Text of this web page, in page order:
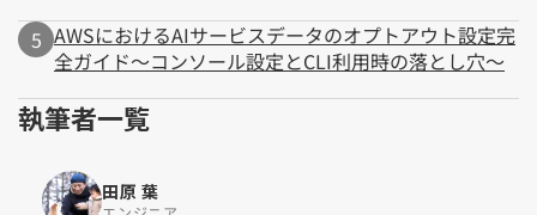
AWSにおけるAIサービスデータのオプトアウト設定完
全ガイド～コンソール設定とCLI利用時の落とし穴～
執筆者一覧
田原 葉